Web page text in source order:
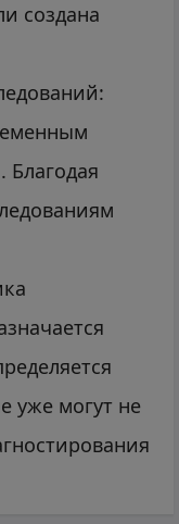
создана
Благодая
уже могут не